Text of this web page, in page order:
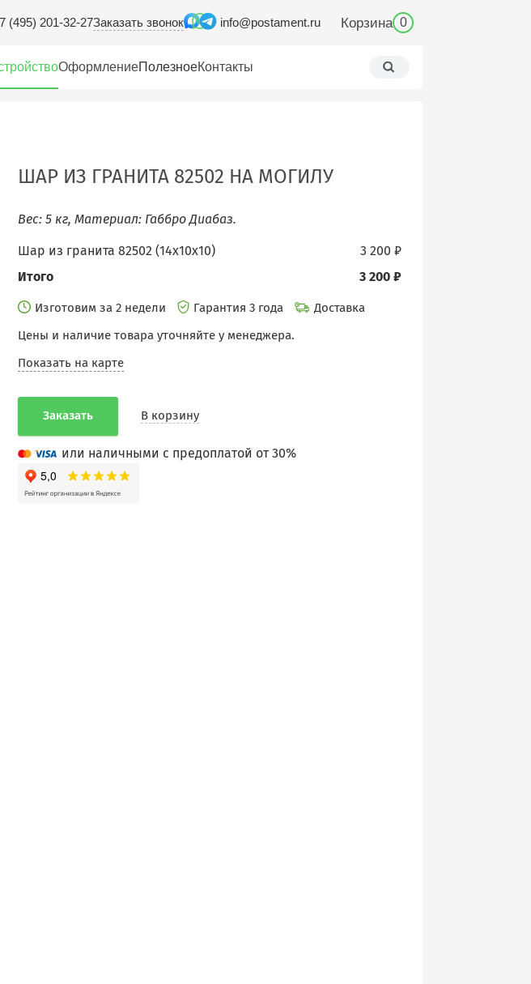
(495) 201-32-27Заказать звонок info@postament.ru Корзина 0
ОформлениеПолезноеКонтакты
ШАР ИЗ ГРАНИТА 82502 НА МОГИЛУ
Вес: 5 кг, Материал: Габбро Диабаз.
3 200 ₽
Шар из гранита 82502 (14х10х10)
3 200 ₽
Итого
Изготовим за 2 недели Гарантия 3 года
Доставка
Цены и наличие товара уточняйте у менеджера.
Показать на карте
Заказать В корзину
или наличными с предоплатой от 30%